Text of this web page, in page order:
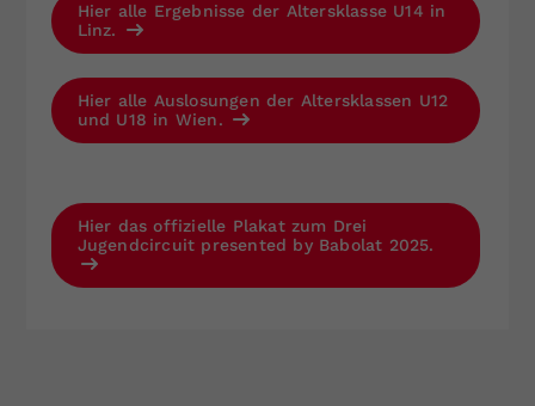
Hier alle Ergebnisse der Altersklasse U14 in
Linz.
Hier alle Auslosungen der Altersklassen U12
und U18 in Wien.
Hier das offizielle Plakat zum Drei
Jugendcircuit presented by Babolat 2025.